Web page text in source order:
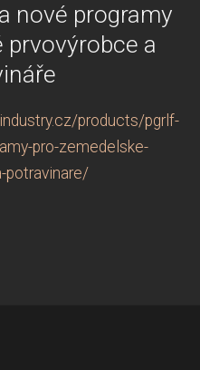
nové programy
prvovýrobce a
products/pgrlf-
pro-zemedelske-
potravinare/